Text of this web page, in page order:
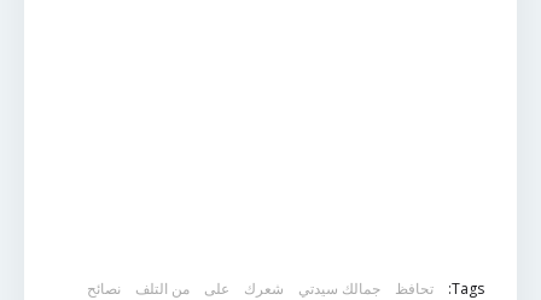
Tags: تحافظ جمالك سيدتي شعرك على من التلف نصائح